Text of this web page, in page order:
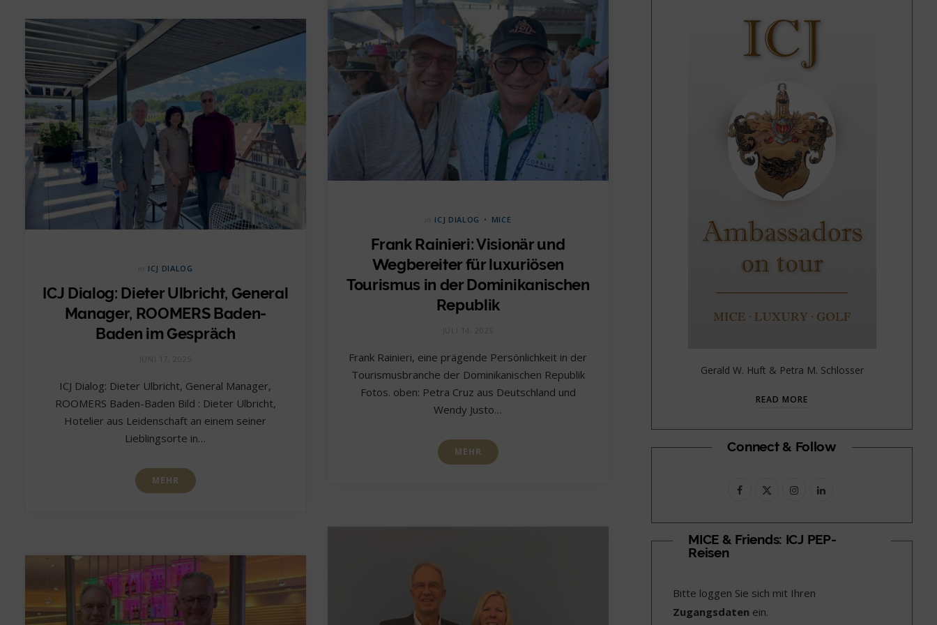
ICJ DIALOG MICE
Frank Rainieri: Visionär und
Wegbereiter für luxuriösen
Tourismus in der Dominikanischen
Republik
Frank Rainieri, eine prägende Persönlichkeit in der
Tourismusbranche der Dominikanischen Republik
Fotos. oben: Petra Cruz aus Deutschland und
Wendy Justo…
MEHR
ICJ DIALOG
ICJ Dialog: Dieter Ulbricht, General
Manager, ROOMERS Baden-
Baden im Gespräch
ICJ Dialog: Dieter Ulbricht, General Manager,
ROOMERS Baden-Baden Bild : Dieter Ulbricht,
Hotelier aus Leidenschaft an einem seiner
Lieblingsorte in…
MEHR
Gerald W. Huft & Petra M. Schlosser
READ MORE
Connect & Follow
F
c
o
T
I
s
L
n
MICE & Friends: ICJ PEP-
Reisen
Bitte loggen Sie sich mit Ihren
Zugangsdaten ein.